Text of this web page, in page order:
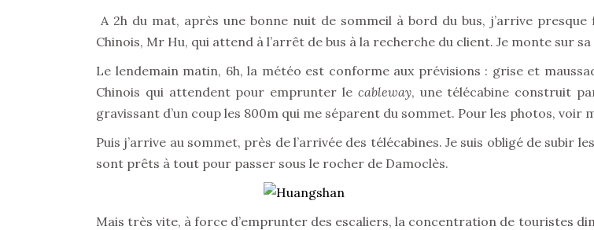
A 2h du mat, après une bonne nuit de sommeil à bord du bus, j’arrive presque
Chinois, Mr Hu, qui attend à l’arrêt de bus à la recherche du client. Je monte sur
Le lendemain matin, 6h, la météo est conforme aux prévisions : grise et
Chinois qui attendent pour emprunter le cableway, une télécabine construit
gravissant d’un coup les 800m qui me séparent du sommet. Pour les photos, voir
Puis j’arrive au sommet, près de l’arrivée des télécabines. Je suis obligé de subir
sont prêts à tout pour passer sous le rocher de Damoclès.
Mais très vite, à force d’emprunter des escaliers, la concentration de touristes